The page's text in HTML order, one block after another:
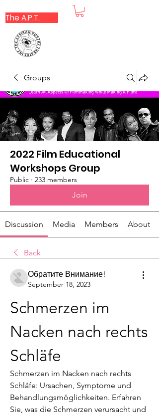
The A.P.T.
Groups
2022 Film Educational
Workshops Group
Public · 233 members
Join
Discussion Media Members About
Back
Обратите Внимание!
September 18, 2023
Schmerzen im
Nacken nach rechts
Schläfe
Schmerzen im Nacken nach rechts
Schläfe: Ursachen, Symptome und
Behandlungsmöglichkeiten. Erfahren
Sie, was die Schmerzen verursacht und